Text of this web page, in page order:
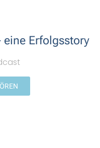
eine Erfolgsstory